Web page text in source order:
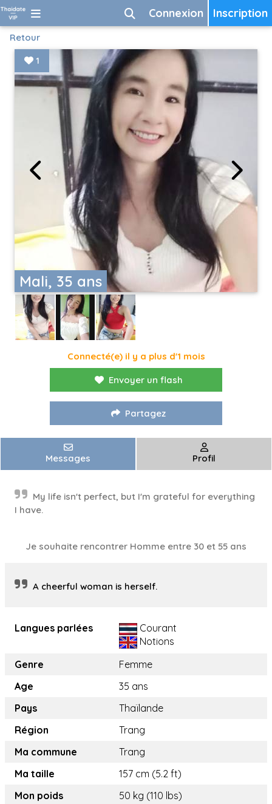
Inscription
Connexion
Retour
Mali, 35 ans
1
Connecté(e) il y a plus d'1 mois
Envoyer un flash
Partagez
Messages Profil
My life isn't perfect, but I'm grateful for everything
I have.
Je souhaite rencontrer Homme entre 30 et 55 ans
A cheerful woman is herself.
Langues parlées
Courant
Notions
Genre
Femme
Age
35 ans
Pays
Thaïlande
Région
Trang
Ma commune
Trang
Ma taille
157 cm (5.2 ft)
Mon poids
50 kg (110 lbs)